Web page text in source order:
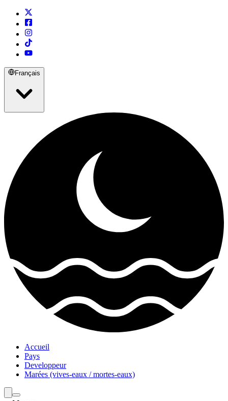
Français
Accueil
Pays
Developpeur
Marées (vives-eaux / mortes-eaux)